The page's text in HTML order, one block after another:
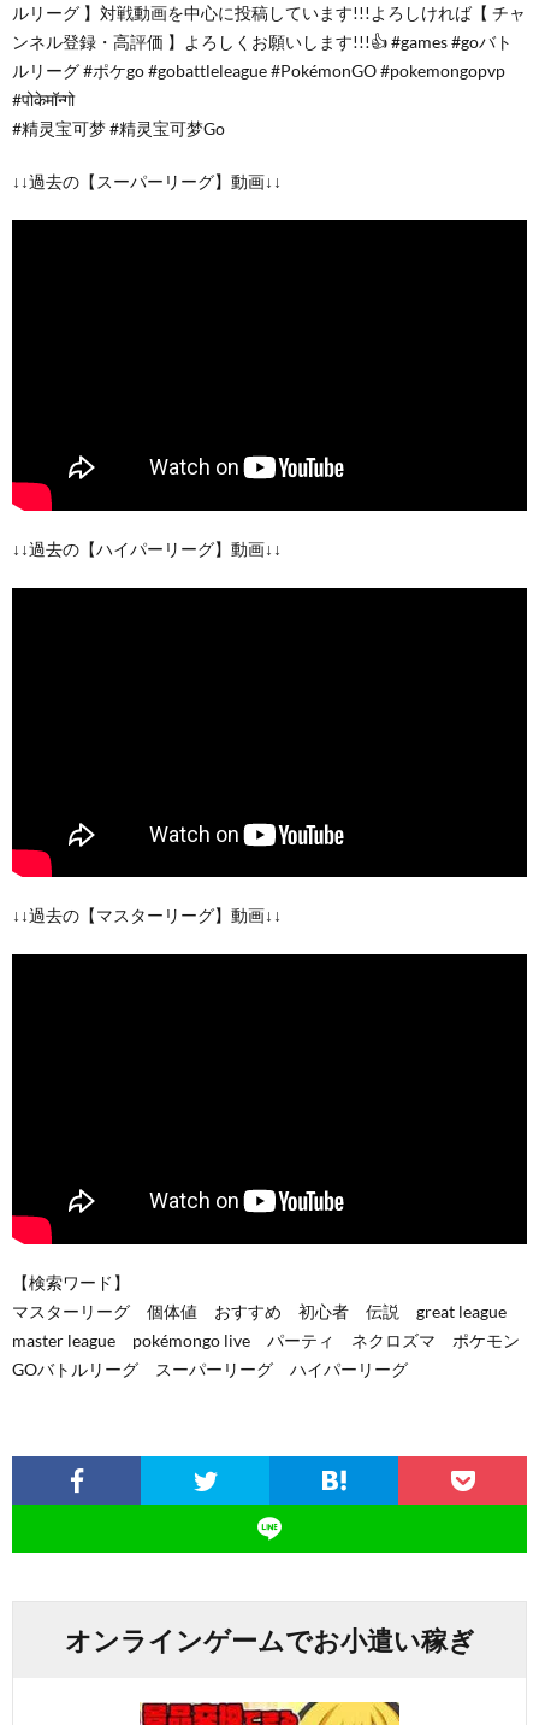
ルリーグ 】対戦動画を中心に投稿しています!!!よろしければ【 チャ
ンネル登録・高評価 】よろしくお願いします!!!👍 #games #goバト
ルリーグ #ポケgo #gobattleleague #PokémonGO #pokemongopvp
#पोकेमॉन्गो
#精灵宝可梦 #精灵宝可梦Go
↓↓過去の【スーパーリーグ】動画↓↓
↓↓過去の【ハイパーリーグ】動画↓↓
↓↓過去の【マスターリーグ】動画↓↓
【検索ワード】
マスターリーグ 個体値 おすすめ 初心者 伝説 great league
master league pokémongo live パーティ ネクロズマ ポケモン
GOバトルリーグ スーパーリーグ ハイパーリーグ
オンラインゲームでお小遣い稼ぎ